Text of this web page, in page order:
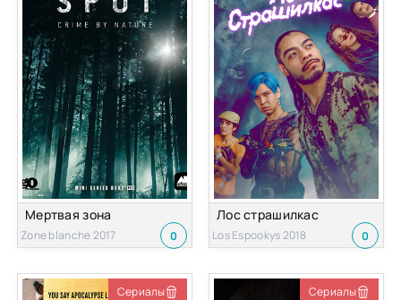
Мертвая зона
Zone blanche 2017 0
Лос страшилкас
Los Espookys 2018 0
Сериалы Сериалы